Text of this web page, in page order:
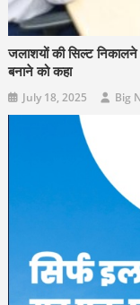
जलाशयों की सिल्ट निकालने
बनाने को कहा
July 18, 2025 Big